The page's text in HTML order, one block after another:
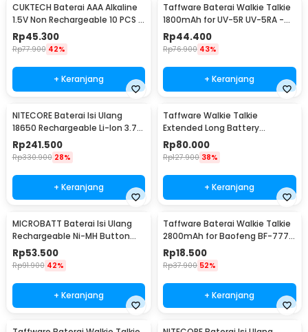
CUKTECH Baterai AAA Alkaline
1.5V Non Rechargeable 10 PCS -
Zi7
Rp45.300
Rp77.900 42%
+ Keranjang
Taffware Baterai Walkie Talkie
1800mAh for UV-5R UV-5RA -
BL-5
Rp44.400
Rp76.900 43%
+ Keranjang
NITECORE Baterai Isi Ulang
18650 Rechargeable Li-Ion 3.7V
3400mAh 1PCS - NL1834
Rp241.500
Rp330.900 28%
+ Keranjang
Taffware Walkie Talkie
Extended Long Battery
3800mAh - BL-5
Rp80.000
Rp127.900 38%
+ Keranjang
MICROBATT Baterai Isi Ulang
Rechargeable Ni-MH Button
Top 1.2V AA-1000mAh
Rp53.500
Rp91.900 42%
+ Keranjang
Taffware Baterai Walkie Talkie
2800mAh for Baofeng BF-777S
666S 888S
Rp18.500
Rp37.900 52%
+ Keranjang